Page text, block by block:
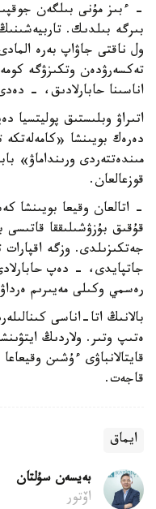
- ءبىز مۇنى بىلگەن
بىرگە بىلدىك.
ول ناقتى جاۋاپ بەرە
تەكسەرۋدەن وتكىزۋگە
اناسىنا حابارلادىق، -
اتىراۋ وبلىستىق پوليتسيا
دەرەك بويىنشا «كامەلەتكە
مىندەتتەردى ورىنداماۋ»
قوزعالعان.
- اتالعان وقيعا بويىنشا
قۇقىق بۇزۋشىلىققا قاتىسى
جەتكىزىلدى. وزگە اقپارات
جاتپايدى، - دەپ
رەسمي وكىلى مەيىرىم
بالانىڭ اتا-اناسى
ەتىپ وتىر. ولاردىڭ
قايتالانباۋى ءۇشىن
قاجەت.
ايماق
بەيسەن سۇلتان
اۆتور